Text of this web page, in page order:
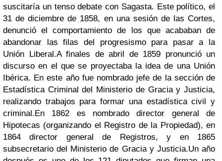
suscitaría un tenso debate con Sagasta. Este político, el
31 de diciembre de 1858, en una sesión de las Cortes,
denunció el comportamiento de los que acababan de
abandonar las filas del progresismo para pasar a la
Unión Liberal.A finales de abril de 1859 pronunció un
discurso en el que se proyectaba la idea de una Unión
Ibérica. En este año fue nombrado jefe de la sección de
Estadística Criminal del Ministerio de Gracia y Justicia,
realizando trabajos para formar una estadística civil y
criminal.En 1862 es nombrado director general de
Hipotecas (organizando el Registro de la Propiedad), en
1864 director general de Registros, y en 1865
subsecretario del Ministerio de Gracia y Justicia.Un año